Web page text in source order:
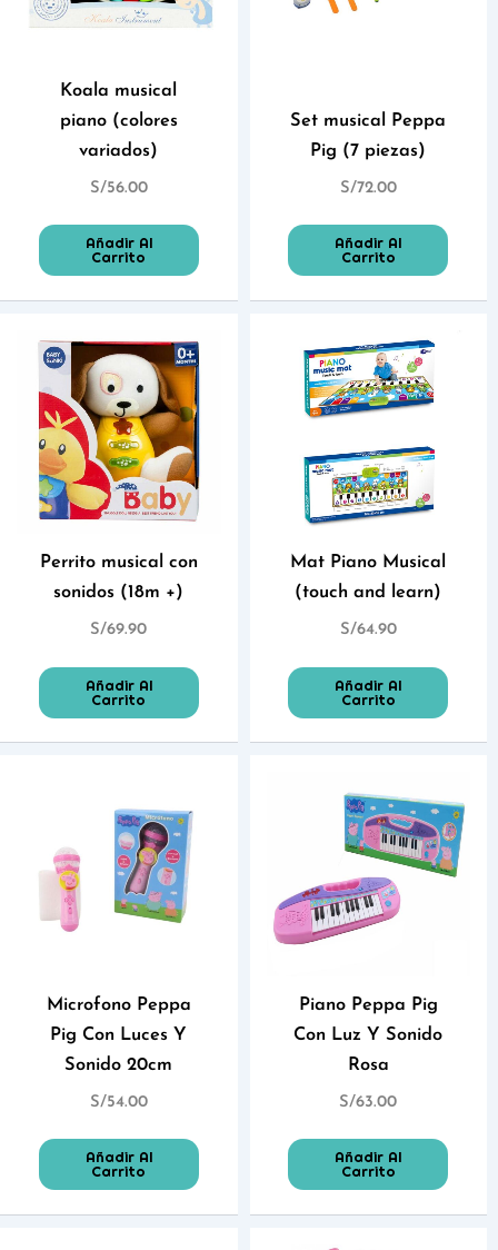
Koala musical
piano (colores
variados)
S/56.00
Añadir Al
Carrito
Set musical Peppa
Pig (7 piezas)
S/72.00
Añadir Al
Carrito
Perrito musical con
sonidos (18m +)
S/69.90
Añadir Al
Carrito
Mat Piano Musical
(touch and learn)
S/64.90
Añadir Al
Carrito
Microfono Peppa
Pig Con Luces Y
Sonido 20cm
S/54.00
Añadir Al
Carrito
Piano Peppa Pig
Con Luz Y Sonido
Rosa
S/63.00
Añadir Al
Carrito